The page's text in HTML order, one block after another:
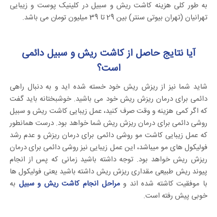
به طور کلی هزینه کاشت ریش و سبیل در کلینیک پوست و زیبایی
تهرانیان (تهران بیوتی سنتر) بین 29 تا 39 میلیون تومان می باشد.
آیا نتایج حاصل از کاشت ریش و سبیل دائمی
است؟
شاید شما نیز از ریزش ریش خود خسته شده اید و به دنبال راهی
دائمی برای درمان ریزش ریش خود می باشید. خوشبختانه باید گفت
که اگر کمی هزینه و وقت صرف کنید، عمل زیبایی کاشت ریش و سبیل
روشی دائمی برای درمان ریزش ریش شما خواهد بود. درست همانطور
که عمل زیبایی کاشت مو روشی دائمی برای درمان ریزش و عدم رشد
فولیکول های مو میباشد، این عمل زیبایی نیز روشی دائمی برای درمان
ریزش ریش خواهد بود. توجه داشته باشید زمانی که پس از انجام
پیوند ریش طبیعی مقداری ریزش ریش داشته باشید یعنی فولیکول ها
با موفقیت کاشته شده اند ومراحل انجام کاشت ریش و سبیل به
خوبی پیش رفته است.